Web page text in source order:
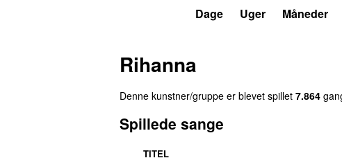
Dage Uger Måneder
Rihanna
Denne kunstner/gruppe er blevet spillet 7.864
Spillede sange
TITEL